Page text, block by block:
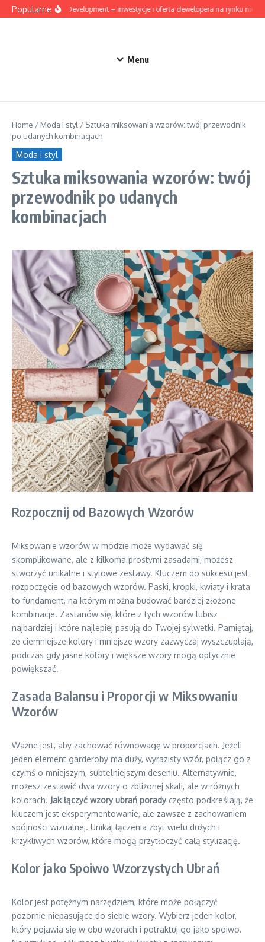
Przejdź do treści
PopularneMesta Development – inwestycje i oferta dewelopera na rynku
Menu
Home / Moda i styl / Sztuka miksowania wzorów: twój przewodnik
po udanych kombinacjach
Moda i styl
Sztuka miksowania wzorów: twój
przewodnik po udanych
kombinacjach
Rozpocznij od Bazowych Wzorów
Miksowanie wzorów w modzie może wydawać się
skomplikowane, ale z kilkoma prostymi zasadami, możesz
stworzyć unikalne i stylowe zestawy. Kluczem do sukcesu jest
rozpoczęcie od bazowych wzorów. Paski, kropki, kwiaty i krata
to fundament, na którym można budować bardziej złożone
kombinacje. Zastanów się, które z tych wzorów lubisz
najbardziej i które najlepiej pasują do Twojej sylwetki. Pamiętaj,
że ciemniejsze kolory i mniejsze wzory zazwyczaj wyszczuplają,
podczas gdy jasne kolory i większe wzory mogą optycznie
powiększać.
Zasada Balansu i Proporcji w Miksowaniu
Wzorów
Ważne jest, aby zachować równowagę w proporcjach. Jeżeli
jeden element garderoby ma duży, wyrazisty wzór, połącz go z
czymś o mniejszym, subtelniejszym deseniu. Alternatywnie,
możesz zestawić dwa wzory o zbliżonej skali, ale w różnych
kolorach. Jak łączyć wzory ubrań poradyczęsto podkreślają, że
kluczem jest eksperymentowanie, ale zawsze z zachowaniem
spójności wizualnej. Unikaj łączenia zbyt wielu dużych i
krzykliwych wzorów, które mogą przytłoczyć całą stylizację.
Kolor jako Spoiwo Wzorzystych Ubrań
Kolor jest potężnym narzędziem, które może połączyć
pozornie niepasujące do siebie wzory. Wybierz jeden kolor,
który pojawia się w obu wzorach i potraktuj go jako spoiwo.